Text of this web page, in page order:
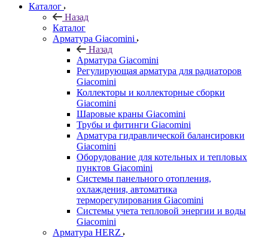
Каталог
Назад
Каталог
Арматура Giacomini
Назад
Арматура Giacomini
Регулирующая арматура для радиаторов
Giacomini
Коллекторы и коллекторные сборки
Giacomini
Шаровые краны Giacomini
Трубы и фитинги Giacomini
Арматура гидравлической балансировки
Giacomini
Оборудование для котельных и тепловых
пунктов Giacomini
Системы панельного отопления,
охлаждения, автоматика
терморегулирования Giacomini
Системы учета тепловой энергии и воды
Giacomini
Арматура HERZ